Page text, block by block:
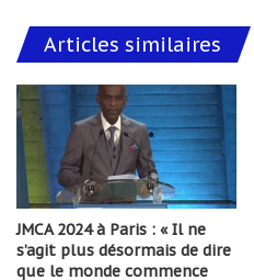
Articles similaires
JMCA 2024 à Paris : « Il ne
s’agit plus désormais de dire
que le monde commence